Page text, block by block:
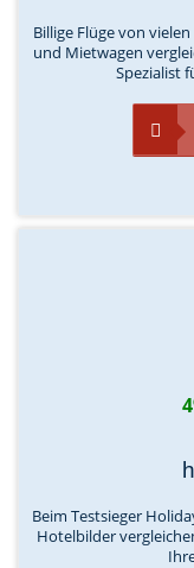
Billige Flüge von
und Mietwagen
Spezialist
Beim Testsieger
Hotelbilder